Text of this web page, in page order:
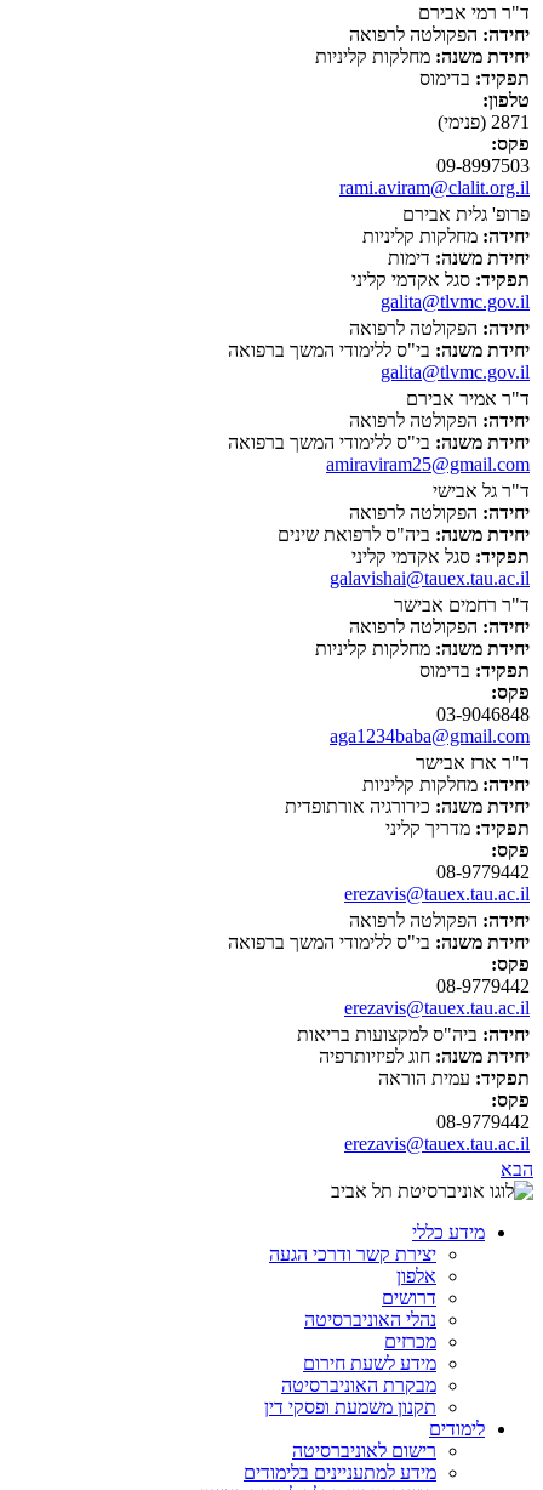
ד"ר רמי אבירם
יחידה: הפקולטה לרפואה
יחידת משנה: מחלקות קליניות
תפקיד: בדימוס
טלפון:
2871 (פנימי)
פקס:
09-8997503
rami.aviram@clalit.org.il
פרופ' גלית אבירם
יחידה: מחלקות קליניות
יחידת משנה: דימות
תפקיד: סגל אקדמי קליני
galita@tlvmc.gov.il
יחידה: הפקולטה לרפואה
יחידת משנה: בי"ס ללימודי המשך ברפואה
galita@tlvmc.gov.il
ד"ר אמיר אבירם
יחידה: הפקולטה לרפואה
יחידת משנה: בי"ס ללימודי המשך ברפואה
amiraviram25@gmail.com
ד"ר גל אבישי
יחידה: הפקולטה לרפואה
יחידת משנה: ביה"ס לרפואת שינים
תפקיד: סגל אקדמי קליני
galavishai@tauex.tau.ac.il
ד"ר רחמים אבישר
יחידה: הפקולטה לרפואה
יחידת משנה: מחלקות קליניות
תפקיד: בדימוס
פקס:
03-9046848
aga1234baba@gmail.com
ד"ר ארז אבישר
יחידה: מחלקות קליניות
יחידת משנה: כירורגיה אורתופדית
תפקיד: מדריך קליני
פקס:
08-9779442
erezavis@tauex.tau.ac.il
יחידה: הפקולטה לרפואה
יחידת משנה: בי"ס ללימודי המשך ברפואה
פקס:
08-9779442
erezavis@tauex.tau.ac.il
יחידה: ביה"ס למקצועות בריאות
יחידת משנה: חוג לפיזיותרפיה
תפקיד: עמית הוראה
פקס:
08-9779442
erezavis@tauex.tau.ac.il
הבא
מידע כללי
יצירת קשר ודרכי הגעה
אלפון
דרושים
נהלי האוניברסיטה
מכרזים
מידע לשעת חירום
מבקרת האוניברסיטה
תקנון משמעת ופסקי דין
לימודים
רישום לאוניברסיטה
מידע למתעניינים בלימודים